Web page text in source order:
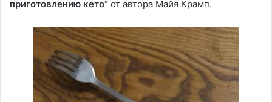
приготовлению кето” от автора Майя Крамп.